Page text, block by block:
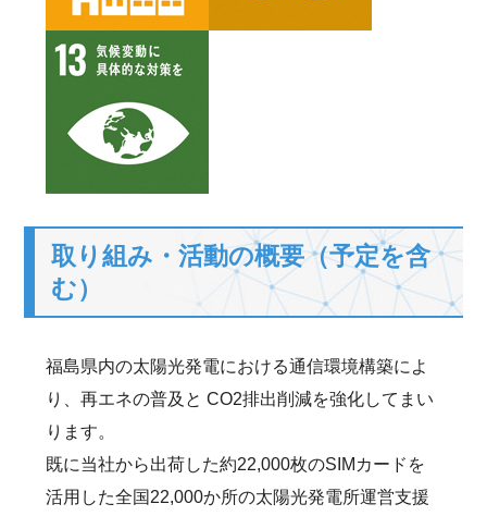
取り組み・活動の概要（予定を含
む）
福島県内の太陽光発電における通信環境構築によ
り、再エネの普及と CO2排出削減を強化してまい
ります。
既に当社から出荷した約22,000枚のSIMカードを
活用した全国22,000か所の太陽光発電所運営支援